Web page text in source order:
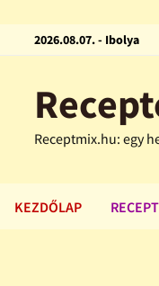
2026.08.07. - Ibolya
Receptmix.hu: egy
KEZDŐLAP